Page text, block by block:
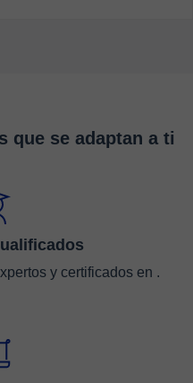
que se adaptan a ti
y certificados en .